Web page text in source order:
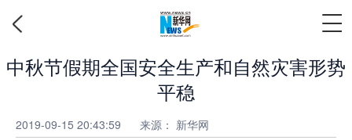
中秋节假期全国安全生产和自然灾害形势
平稳
2019-09-15 20:43:59 来源： 新华网